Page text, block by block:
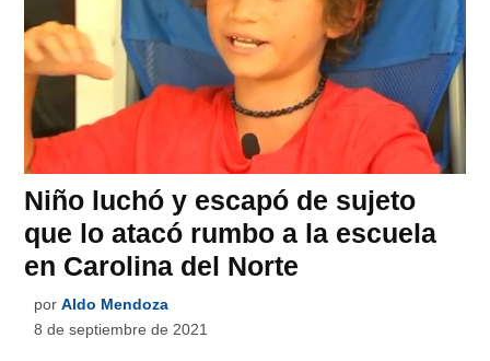
Niño luchó y escapó de sujeto
que lo atacó rumbo a la escuela
en Carolina del Norte
por Aldo Mendoza
8 de septiembre de 2021